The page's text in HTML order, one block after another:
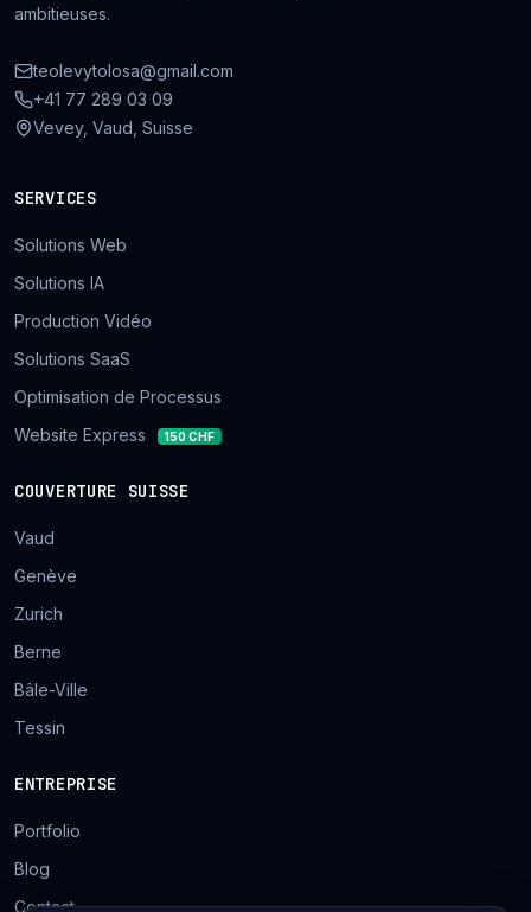
ambitieuses.
teolevytolosa@gmail.com
+41 77 289 03 09
Vevey, Vaud, Suisse
SERVICES
Solutions Web
Solutions IA
Production Vidéo
Solutions SaaS
Optimisation de Processus
Website Express
150 CHF
COUVERTURE SUISSE
Vaud
Genève
Zurich
Berne
Bâle-Ville
Tessin
ENTREPRISE
Portfolio
Blog
Contact